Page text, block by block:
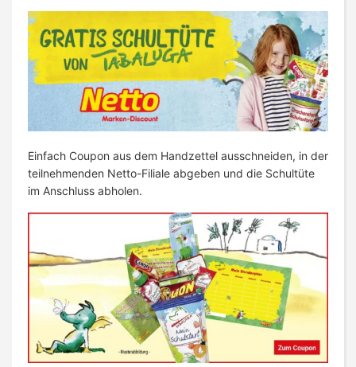
Einfach Coupon aus dem Handzettel ausschneiden, in der
teilnehmenden Netto-Filiale abgeben und die Schultüte
im Anschluss abholen.